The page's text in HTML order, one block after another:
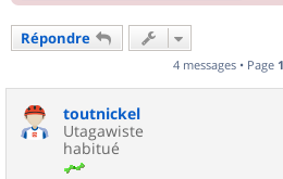
Répondre
4 messages • Page 1
toutnickel
Utagawiste
habitué